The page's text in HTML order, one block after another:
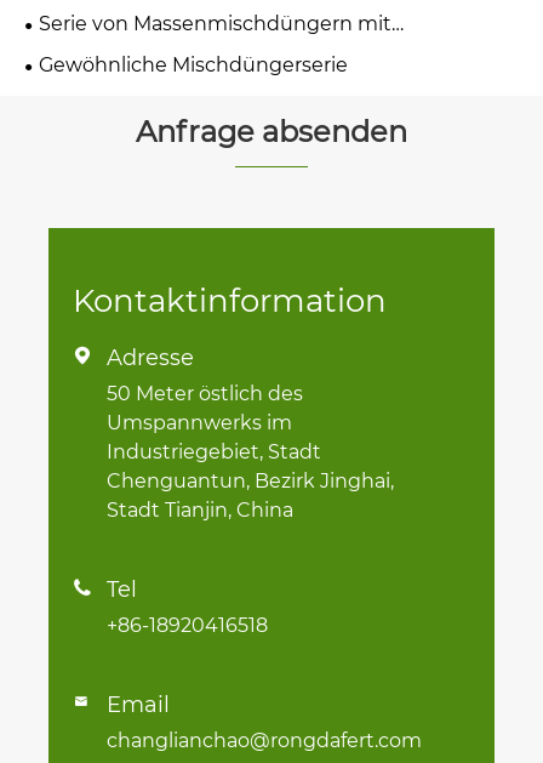
Serie von Massenmischdüngern mit
kontrollierter Freisetzung
Gewöhnliche Mischdüngerserie
Anfrage absenden
Kontaktinformation
 Adresse
50 Meter östlich des
Umspannwerks im
Industriegebiet, Stadt
Chenguantun, Bezirk Jinghai,
Stadt Tianjin, China
 Tel
+86-18920416518
 Email
changlianchao@rongdafert.com